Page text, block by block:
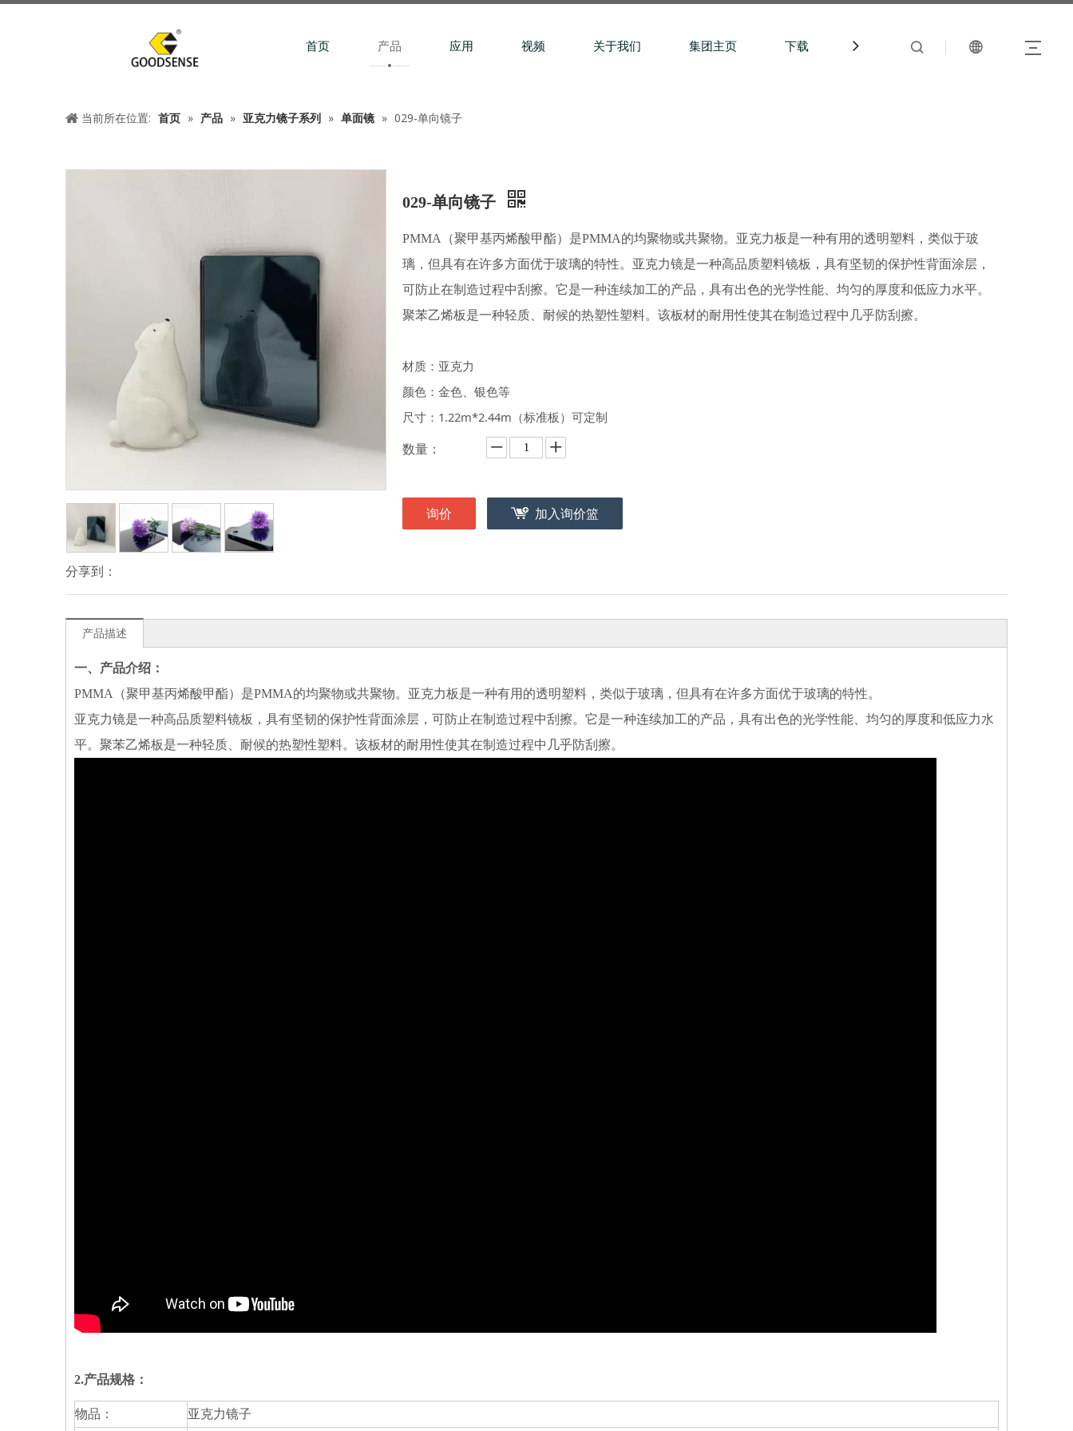
首页 产品 应用 视频 关于我们 集团主页 下载 中文站
当前所在位置: 首页 » 产品 » 亚克力镜子系列 » 单面镜 » 029-单向镜子
分享到：
029-单向镜子
PMMA（聚甲基丙烯酸甲酯）是PMMA的均聚物或共聚物。亚克力板是一种有用的透明塑料，类似于玻
璃，但具有在许多方面优于玻璃的特性。亚克力镜是一种高品质塑料镜板，具有坚韧的保护性背面涂层，
可防止在制造过程中刮擦。它是一种连续加工的产品，具有出色的光学性能、均匀的厚度和低应力水平。
聚苯乙烯板是一种轻质、耐候的热塑性塑料。该板材的耐用性使其在制造过程中几乎防刮擦。
材质：亚克力
颜色：金色、银色等
尺寸：1.22m*2.44m（标准板）可定制
数量：
询价 加入询价篮
产品描述
一、产品介绍：
PMMA（聚甲基丙烯酸甲酯）是PMMA的均聚物或共聚物。亚克力板是一种有用的透明塑料，类似于玻璃，但具有在许多方面优于玻璃的特性。
亚克力镜是一种高品质塑料镜板，具有坚韧的保护性背面涂层，可防止在制造过程中刮擦。它是一种连续加工的产品，具有出色的光学性能、均匀的厚度和低应力水
平。聚苯乙烯板是一种轻质、耐候的热塑性塑料。该板材的耐用性使其在制造过程中几乎防刮擦。
2.产品规格：
物品： 亚克力镜子